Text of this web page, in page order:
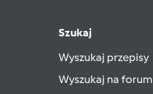
Szukaj
Wyszukaj przepisy
Wyszukaj na forum